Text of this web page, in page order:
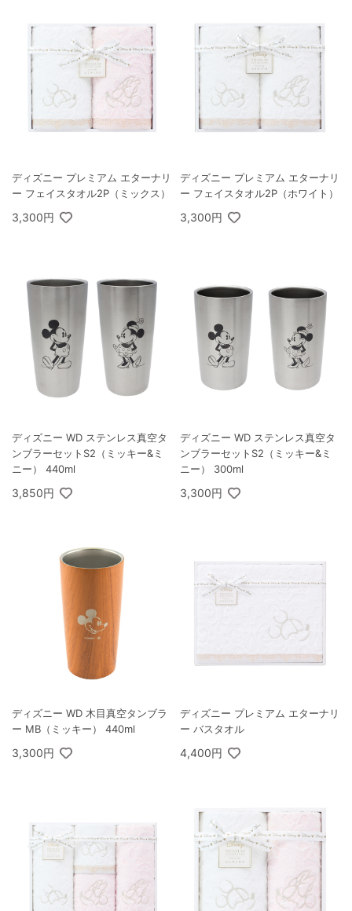
ディズニー プレミアム エターナリ
ー フェイスタオル2P（ミックス）
3,300円
ディズニー プレミアム エターナリ
ー フェイスタオル2P（ホワイト）
3,300円
ディズニー WD ステンレス真空タ
ンブラーセットS2（ミッキー&ミ
ニー） 440ml
3,850円
ディズニー WD ステンレス真空タ
ンブラーセットS2（ミッキー&ミ
ニー） 300ml
3,300円
ディズニー WD 木目真空タンブラ
ー MB（ミッキー） 440ml
3,300円
ディズニー プレミアム エターナリ
ー バスタオル
4,400円